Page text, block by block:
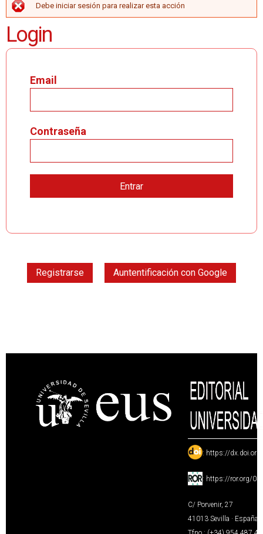
MENSAJE DE ERROR
Debe iniciar sesión para realizar esta acción
Login
Email
Contraseña
Registrarse Auntentificación con Google
: https://
: https://ror.org/
C/ Porvenir, 27
41013 Sevilla · España